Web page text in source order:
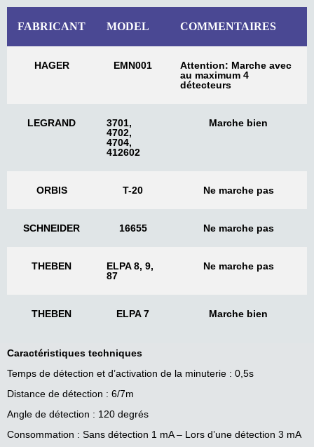
FABRICANT MODEL COMMENTAIRES
HAGER EMN001
Attention: Marche avec
au maximum 4
détecteurs
LEGRAND
3701,
4702,
4704,
412602
Marche bien
ORBIS T-20 Ne marche pas
SCHNEIDER 16655 Ne marche pas
THEBEN
ELPA 8, 9,
87
Ne marche pas
THEBEN ELPA 7 Marche bien
Caractéristiques techniques
Temps de détection et d’activation de la minuterie : 0,5s
Distance de détection : 6/7m
Angle de détection : 120 degrés
Consommation : Sans détection 1 mA – Lors d’une détection 3 mA